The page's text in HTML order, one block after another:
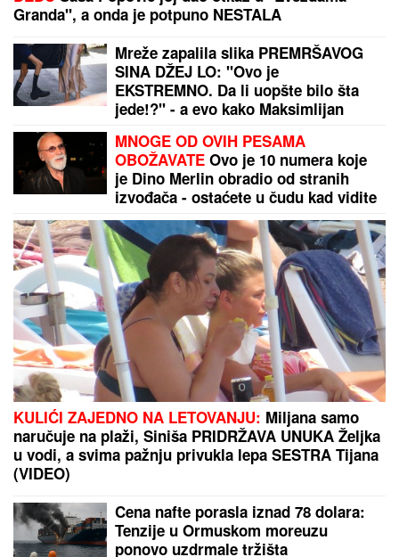
UMRO ČUVENI SLOBODAN BOBA SPASOJEVIĆ
Obeležio karijere narodnih pevača, bez njega srpska
kafana ne bi bila ista
Nož u leđa Luke Dončića: O potezu
bivše verenice priča ceo svet
BIO NA IVICI ŽIVOTA! Glumac (77)
IGNORISAO SIMPTOME, a onda mu
SAOPŠTENA OZBILJNA
DIJAGNOZA: Evo šta je bila njegova
jedina prednost!